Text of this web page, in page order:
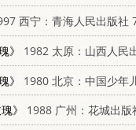
西宁：青海人民出版社
》
1982 太原：山西人民出版社
》
1980 北京：中国少年儿童出版社
》
1988 广州：花城出版社